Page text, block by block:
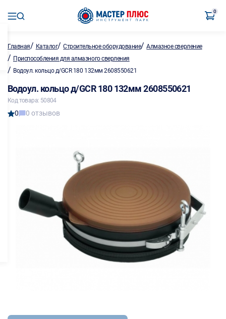
0
Главная/ Каталог/Строительное оборудование/Алмазное сверление
/ Приспособления для алмазного сверления
/ Водоул. кольцо д/GCR 180 132мм 2608550621
Водоул. кольцо д/GCR 180 132мм 2608550621
Код товара: 50804
0 0 отзывов